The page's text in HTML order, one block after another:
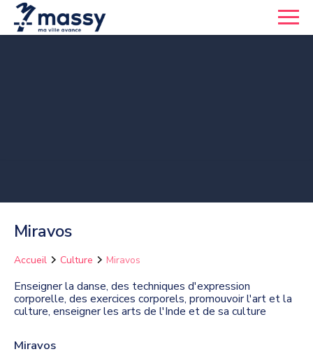
Miravos
Accueil Culture Miravos
Enseigner la danse, des techniques d'expression
corporelle, des exercices corporels, promouvoir l'art et la
culture, enseigner les arts de l'Inde et de sa culture
Miravos